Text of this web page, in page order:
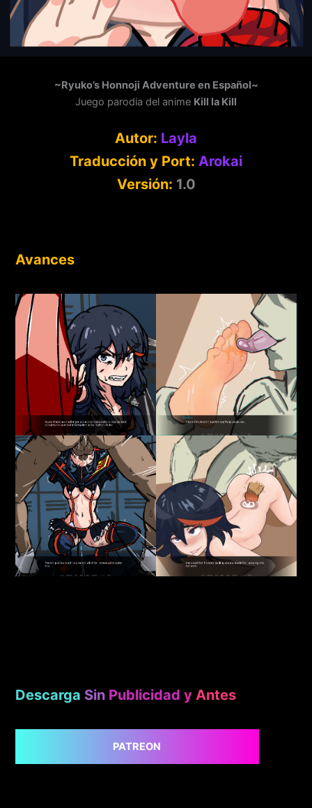
~Ryuko’s Honnoji Adventure en Español~
Juego parodia del anime Kill la Kill
Autor: Layla
Traducción y Port: Arokai
Versión: 1.0
Avances
Descarga Sin Publicidad y Antes
PATREON